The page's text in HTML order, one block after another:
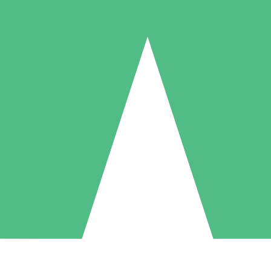
Packs de Crédits Individuels
à l'utilisation avec des crédits de téléchargement. Sans engagement
5 Téléchargements
US$